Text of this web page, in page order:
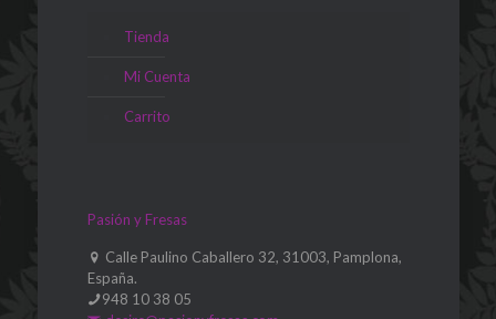
Tienda
Mi Cuenta
Carrito
Pasión y Fresas
Calle Paulino Caballero 32, 31003, Pamplona,
España.
948 10 38 05